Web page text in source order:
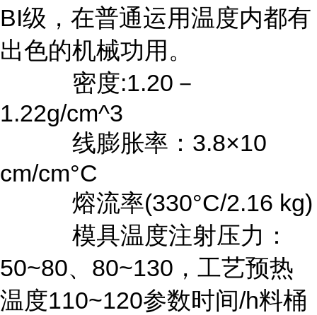
BI级，在普通运用温度内都有
出色的机械功用。
密度:1.20－
1.22g/cm^3
线膨胀率：3.8×10
cm/cm°C
熔流率(330°C/2.16 kg)
模具温度注射压力：
50~80、80~130，工艺预热
温度110~120参数时间/h料桶